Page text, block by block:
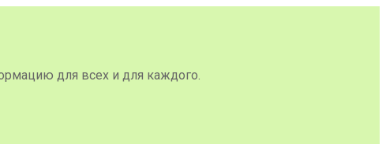
для всех и для каждого.